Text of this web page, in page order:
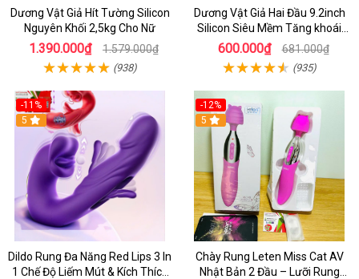
Dương Vật Giả Hít Tường Silicon
Nguyên Khối 2,5kg Cho Nữ
1.390.000₫ 1.579.000₫
(938)
Dương Vật Giả Hai Đầu 9.2inch
Silicon Siêu Mềm Tăng khoái
Cảm Đôi Đỉnh Cao
600.000₫ 681.000₫
(935)
-11%
5
Dildo Rung Đa Năng Red Lips 3 In
1 Chế Độ Liếm Mút & Kích Thích
-12%
5
Chày Rung Leten Miss Cat AV
Nhật Bản 2 Đầu – Lưỡi Rung